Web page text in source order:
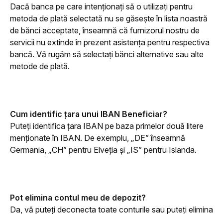
Dacă banca pe care intenționați să o utilizați pentru
metoda de plată selectată nu se găsește în lista noastră
de bănci acceptate, înseamnă că furnizorul nostru de
servicii nu extinde în prezent asistența pentru respectiva
bancă. Vă rugăm să selectați bănci alternative sau alte
metode de plată.
Cum identific țara unui IBAN Beneficiar?
Puteți identifica țara IBAN pe baza primelor două litere
menționate în IBAN. De exemplu, „DE” înseamnă
Germania, „CH” pentru Elveția și „IS” pentru Islanda.
Pot elimina contul meu de depozit?
Da, vă puteți deconecta toate conturile sau puteți elimina